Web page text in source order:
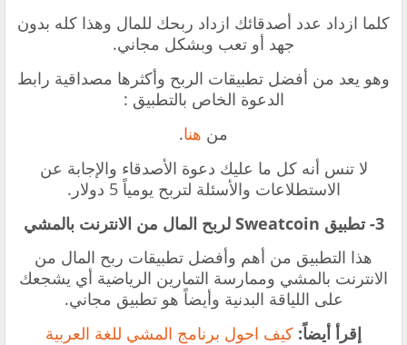
كلما ازداد عدد أصدقائك ازداد ربحك للمال وهذا كله بدون
جهد أو تعب وبشكل مجاني.
وهو يعد من أفضل تطبيقات الربح وأكثرها مصداقية رابط
الدعوة الخاص بالتطبيق :
من هنا.
لا تنس أنه كل ما عليك دعوة الأصدقاء والإجابة عن
الاستطلاعات والأسئلة لتربح يومياً 5 دولار.
3- تطبيق Sweatcoin لربح المال من الانترنت بالمشي
هذا التطبيق من أهم وأفضل تطبيقات ربح المال من
الانترنت بالمشي وممارسة التمارين الرياضية أي يشجعك
على اللياقة البدنية وأيضاً هو تطبيق مجاني.
إقرأ أيضاً: كيف احول برنامج المشي للغة العربية